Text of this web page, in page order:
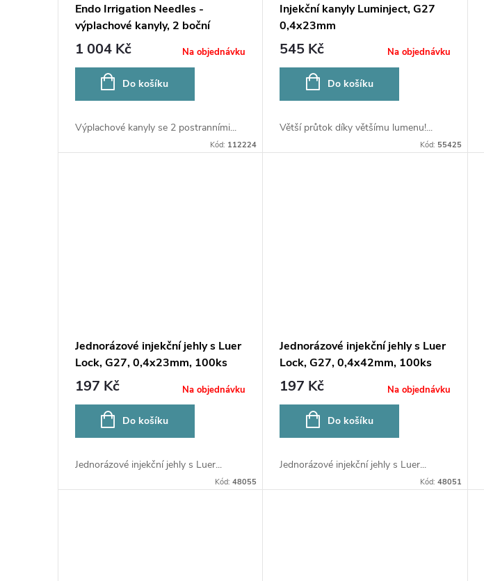
Endo Irrigation Needles -
výplachové kanyly, 2 boční
otvory, 0,4x32mm
1 004 Kč Na objednávku
Do košíku
Výplachové kanyly se 2 postranními...
Kód: 112224
Injekční kanyly Luminject, G27
0,4x23mm
545 Kč Na objednávku
Do košíku
Větší průtok díky většímu lumenu!...
Kód: 55425
Jednorázové injekční jehly s Luer
Lock, G27, 0,4x23mm, 100ks
197 Kč Na objednávku
Do košíku
Jednorázové injekční jehly s Luer...
Kód:48055
Jednorázové injekční jehly s Luer
Lock, G27, 0,4x42mm, 100ks
197 Kč Na objednávku
Do košíku
Jednorázové injekční jehly s Luer...
Kód: 48051